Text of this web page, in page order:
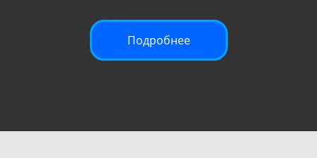
Подробнее